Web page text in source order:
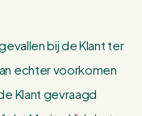
bij de Klant ter
echter voorkomen
Klant gevraagd